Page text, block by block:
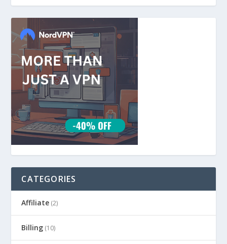
CATEGORIES
Affiliate (2)
Billing (10)